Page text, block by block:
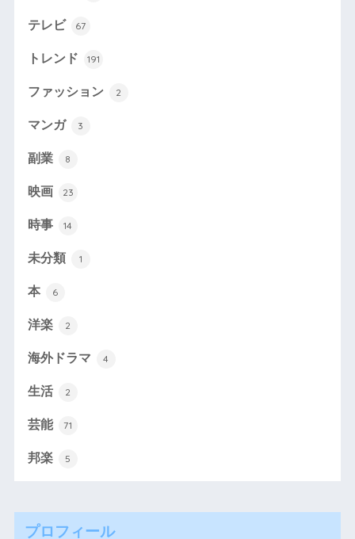
テレビ 67
トレンド 191
ファッション 2
マンガ 3
副業 8
映画 23
時事 14
未分類 1
本 6
洋楽 2
海外ドラマ 4
生活 2
芸能 71
邦楽 5
プロフィール